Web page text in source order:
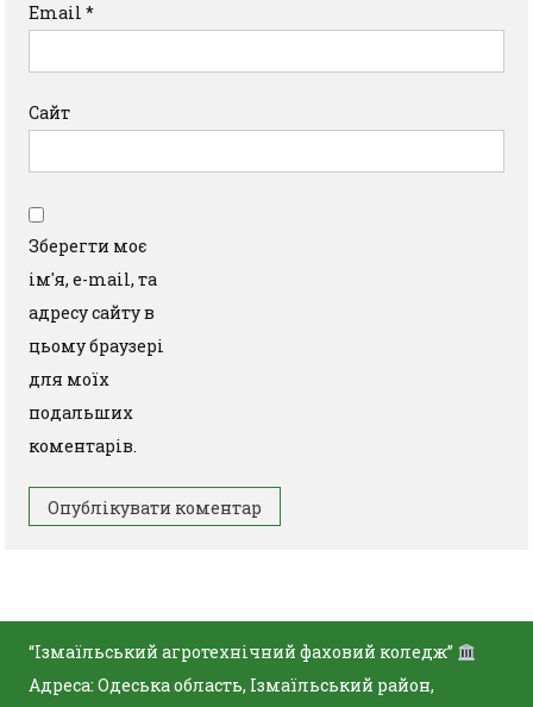
Email*
Сайт
Зберегти моє
ім'я, e-mail, та
адресу сайту в
цьому браузері
для моїх
подальших
коментарів.
“Ізмаїльський агротехнічний фаховий коледж”
Адреса: Одеська область, Ізмаїльський район,